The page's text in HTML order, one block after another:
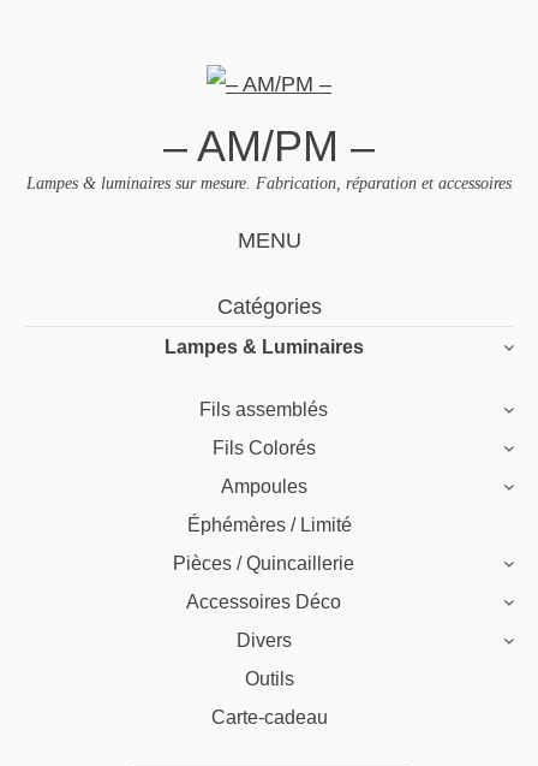
– AM/PM –
Lampes & luminaires sur mesure. Fabrication, réparation et accessoires
MENU
Catégories
Lampes & Luminaires
Fils assemblés
Fils Colorés
Ampoules
Éphémères / Limité
Pièces / Quincaillerie
Accessoires Déco
Divers
Outils
Carte-cadeau